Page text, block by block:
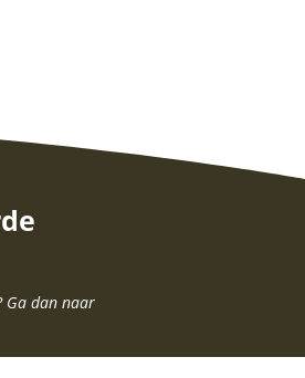
Ga dan naar